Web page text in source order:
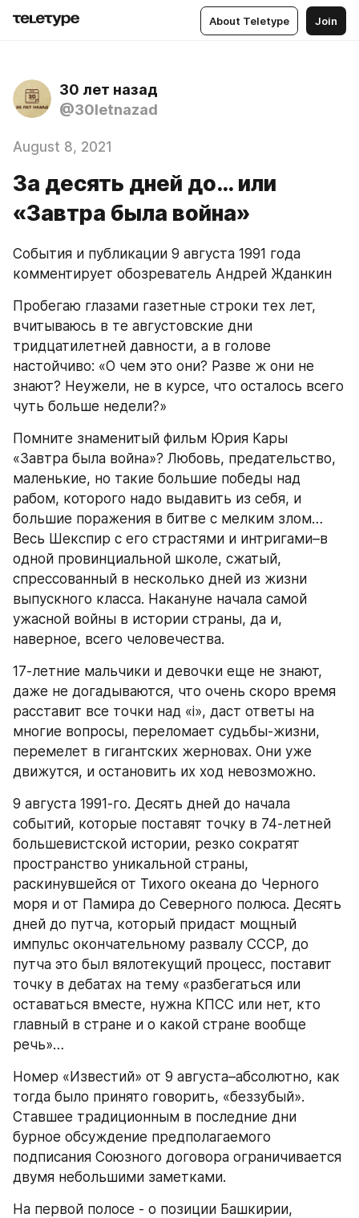
About Teletype Join
30 лет назад
@30letnazad
August 8, 2021
За десять дней до… или
«Завтра была война»
События и публикации 9 августа 1991 года
комментирует обозреватель Андрей Жданкин
Пробегаю глазами газетные строки тех лет,
вчитываюсь в те августовские дни
тридцатилетней давности, а в голове
настойчиво: «О чем это они? Разве ж они не
знают? Неужели, не в курсе, что осталось всего
чуть больше недели?»
Помните знаменитый фильм Юрия Кары
«Завтра была война»? Любовь, предательство,
маленькие, но такие большие победы над
рабом, которого надо выдавить из себя, и
большие поражения в битве с мелким злом…
Весь Шекспир с его страстями и интригами–в
одной провинциальной школе, сжатый,
спрессованный в несколько дней из жизни
выпускного класса. Накануне начала самой
ужасной войны в истории страны, да и,
наверное, всего человечества.
17-летние мальчики и девочки еще не знают,
даже не догадываются, что очень скоро время
расставит все точки над «i», даст ответы на
многие вопросы, переломает судьбы-жизни,
перемелет в гигантских жерновах. Они уже
движутся, и остановить их ход невозможно.
9 августа 1991-го. Десять дней до начала
событий, которые поставят точку в 74-летней
большевистской истории, резко сократят
пространство уникальной страны,
раскинувшейся от Тихого океана до Черного
моря и от Памира до Северного полюса. Десять
дней до путча, который придаст мощный
импульс окончательному развалу СССР, до
путча это был вялотекущий процесс, поставит
точку в дебатах на тему «разбегаться или
оставаться вместе, нужна КПСС или нет, кто
главный в стране и о какой стране вообще
речь»…
Номер «Известий» от 9 августа–абсолютно, как
тогда было принято говорить, «беззубый».
Ставшее традиционным в последние дни
бурное обсуждение предполагаемого
подписания Союзного договора ограничивается
двумя небольшими заметками.
На первой полосе - о позиции Башкирии,